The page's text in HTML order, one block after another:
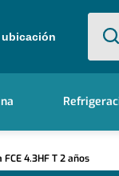
¿Qué
4.3HF T 2 años